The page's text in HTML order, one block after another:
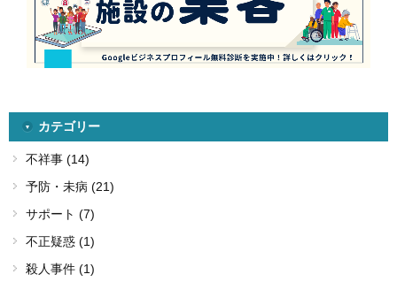
カテゴリー
不祥事 (14)
予防・未病 (21)
サポート (7)
不正疑惑 (1)
殺人事件 (1)